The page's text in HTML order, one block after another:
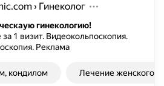
› Гинеколог
гинекологию!
1 визит. Видеокольпоскопия.
Реклама
кондилом Лечение женского